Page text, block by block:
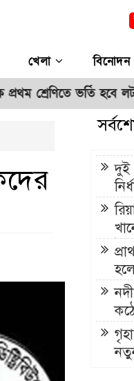
খেলা বিনোদন
ভর্তি হবে লটারিতে,
দুই